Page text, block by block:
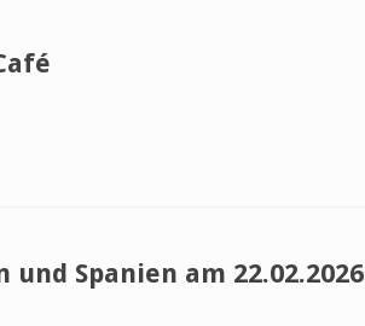
Spanien am 22.02.2026